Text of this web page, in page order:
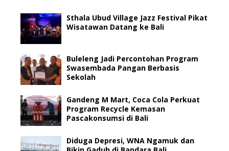
Sthala Ubud Village Jazz Festival Pikat
Wisatawan Datang ke Bali
Buleleng Jadi Percontohan Program
Swasembada Pangan Berbasis
Sekolah
Gandeng M Mart, Coca Cola Perkuat
Program Recycle Kemasan
Pascakonsumsi di Bali
Diduga Depresi, WNA Ngamuk dan